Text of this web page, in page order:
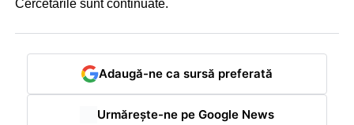
Cercetările sunt continuate.
Adaugă-ne ca sursă preferată
Urmărește-ne pe Google News